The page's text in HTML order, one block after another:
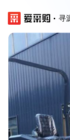
寻